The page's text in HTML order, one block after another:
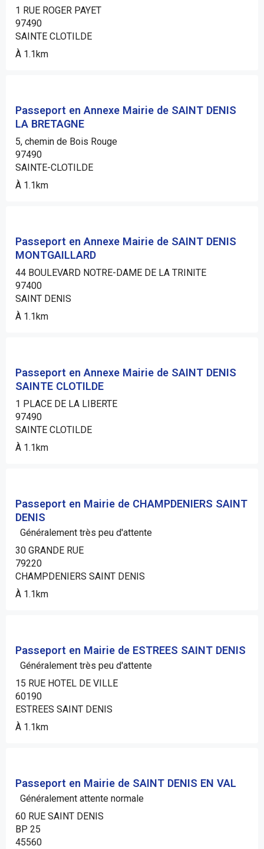
1 RUE ROGER PAYET
97490
SAINTE CLOTILDE
À 1.1km
Passeport en Annexe Mairie de SAINT DENIS
LA BRETAGNE
5, chemin de Bois Rouge
97490
SAINTE-CLOTILDE
À 1.1km
Passeport en Annexe Mairie de SAINT DENIS
MONTGAILLARD
44 BOULEVARD NOTRE-DAME DE LA TRINITE
97400
SAINT DENIS
À 1.1km
Passeport en Annexe Mairie de SAINT DENIS
SAINTE CLOTILDE
1 PLACE DE LA LIBERTE
97490
SAINTE CLOTILDE
À 1.1km
Passeport en Mairie de CHAMPDENIERS SAINT
DENIS
Généralement très peu d'attente
30 GRANDE RUE
79220
CHAMPDENIERS SAINT DENIS
À 1.1km
Passeport en Mairie de ESTREES SAINT DENIS
Généralement très peu d'attente
15 RUE HOTEL DE VILLE
60190
ESTREES SAINT DENIS
À 1.1km
Passeport en Mairie de SAINT DENIS EN VAL
Généralement attente normale
60 RUE SAINT DENIS
BP 25
45560